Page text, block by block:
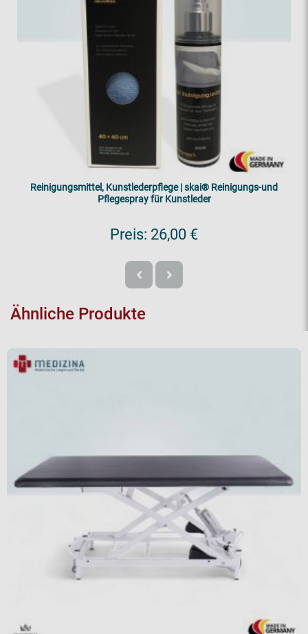
Reinigungsmittel, Kunstlederpflege | skai® Reinigungs-und
Pflegespray für Kunstleder
Preis: 26,00 €
Ähnliche Produkte